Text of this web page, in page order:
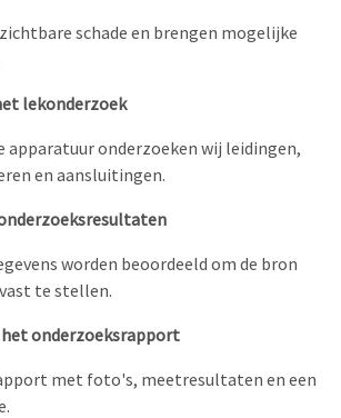
schade en brengen mogelijke
lekonderzoek
apparatuur onderzoeken wij leidingen,
en aansluitingen.
worden beoordeeld om de bron
te stellen.
onderzoeksrapport
met foto's, meetresultaten en een